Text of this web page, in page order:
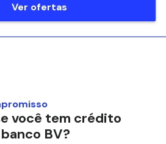
Ver ofertas
você tem crédito
BV?